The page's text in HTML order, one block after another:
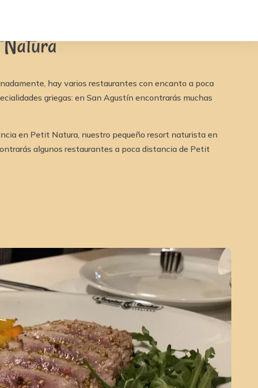
hay varios restaurantes con encanto a poca
griegas: en San Agustín encontrarás muchas
en Petit Natura, nuestro pequeño resort naturista en
algunos restaurantes a poca distancia de Petit